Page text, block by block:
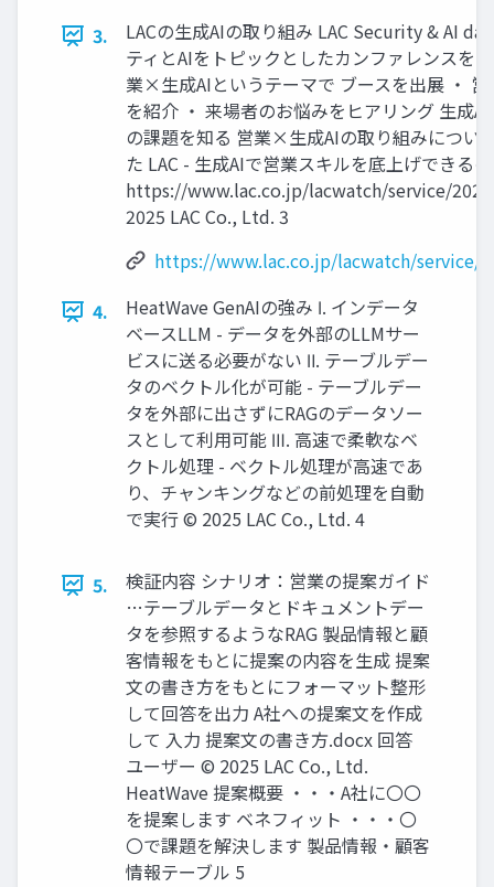
3.
LACの生成AIの取り組み LAC Security & AI
ティとAIをトピックとしたカンファレンスを
業×生成AIというテーマで ブースを出展 ・
を紹介 ・ 来場者のお悩みをヒアリング 生成
の課題を知る 営業×生成AIの取り組みについ
た LAC - 生成AIで営業スキルを底上げできる
https://www.lac.co.jp/lacwatch/service/
2025 LAC Co., Ltd. 3
https://www.lac.co.jp/lacwatch/service/
4.
HeatWave GenAIの強み Ⅰ. インデータ
ベースLLM - データを外部のLLMサー
ビスに送る必要がない Ⅱ. テーブルデー
タのベクトル化が可能 - テーブルデー
タを外部に出さずにRAGのデータソー
スとして利用可能 Ⅲ. 高速で柔軟なベ
クトル処理 - ベクトル処理が高速であ
り、チャンキングなどの前処理を自動
で実行 © 2025 LAC Co., Ltd. 4
5.
検証内容 シナリオ：営業の提案ガイド
…テーブルデータとドキュメントデー
タを参照するようなRAG 製品情報と顧
客情報をもとに提案の内容を生成 提案
文の書き方をもとにフォーマット整形
して回答を出力 A社への提案文を作成
して 入力 提案文の書き方.docx 回答
ユーザー © 2025 LAC Co., Ltd.
HeatWave 提案概要 ・・・A社に〇〇
を提案します ベネフィット ・・・〇
〇で課題を解決します 製品情報・顧客
情報テーブル 5